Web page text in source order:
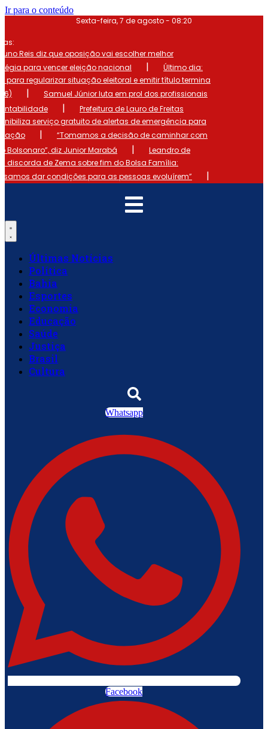
Ir para o conteúdo
Sexta-feira, 7 de agosto - 08:20
Reis diz que oposição vai escolher melhor
para vencer eleição nacional
|
Último dia:
para regularizar situação eleitoral e emitir título termina
|
Samuel Júnior luta em prol dos profissionais
|
Prefeitura de Lauro de Freitas
serviço gratuito de alertas de emergência para
|
“Tomamos a decisão de caminhar com
Bolsonaro”, diz Junior Marabá
|
Leandro de
discorda de Zema sobre fim do Bolsa Família:
dar condições para as pessoas evoluírem”
|
Últimas Notícias
Política
Bahia
Esportes
Economia
Educação
Saúde
Justiça
Brasil
Cultura
Whatsapp
Facebook